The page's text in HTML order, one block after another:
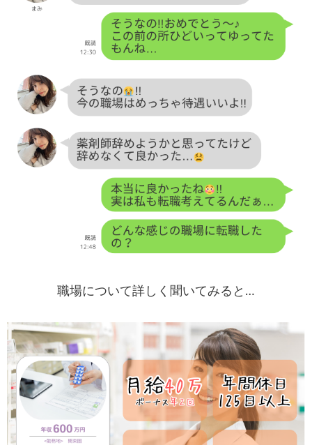
職場について詳しく聞いてみると…